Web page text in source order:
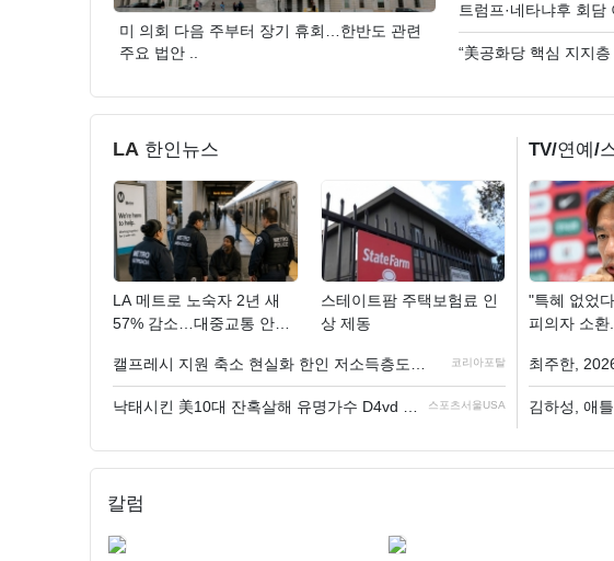
미 의회 다음 주부터 장기 휴회…한반도 관련
주요 법안 ..
트럼프·네타냐후 회담
“美공화당 핵심 지지
LA 한인뉴스
LA 메트로 노숙자 2년 새
57% 감소…대중교통 안전
스테이트팜 주택보험료 인
상 제동
코리아포탈
스포츠서울USA
TV/연예/
"특혜 없었
피의자 소환
칼럼